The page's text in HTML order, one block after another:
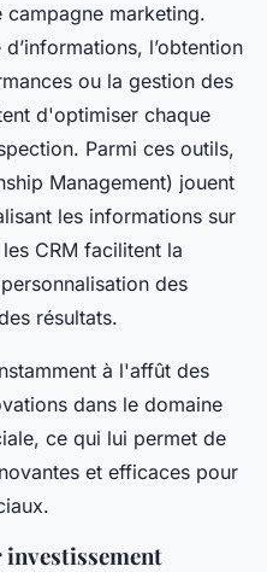
campagne marketing.
l’obtention
ou la gestion des
d'optimiser chaque
Parmi ces outils,
Management) jouent
les informations sur
CRM facilitent la
des
résultats.
à l'affût des
dans le domaine
ce qui lui permet de
et efficaces pour